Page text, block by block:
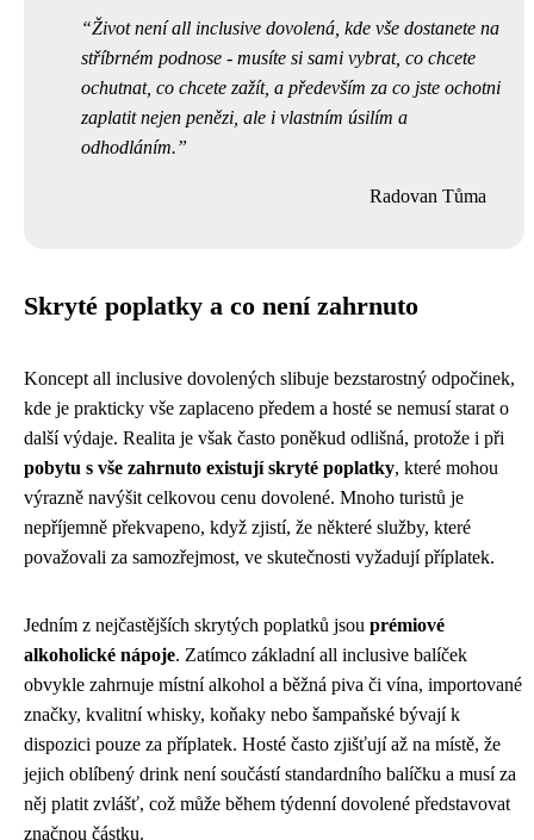
Život není all inclusive dovolená, kde vše dostanete na
stříbrném podnose - musíte si sami vybrat, co chcete
ochutnat, co chcete zažít, a především za co jste ochotni
zaplatit nejen penězi, ale i vlastním úsilím a
odhodláním.
Radovan Tůma
Skryté poplatky a co není zahrnuto
Koncept all inclusive dovolených slibuje bezstarostný odpočinek,
kde je prakticky vše zaplaceno předem a hosté se nemusí starat o
další výdaje. Realita je však často poněkud odlišná, protože i při
pobytu s vše zahrnuto existují skryté poplatky, které mohou
výrazně navýšit celkovou cenu dovolené. Mnoho turistů je
nepříjemně překvapeno, když zjistí, že některé služby, které
považovali za samozřejmost, ve skutečnosti vyžadují příplatek.
Jedním z nejčastějších skrytých poplatků jsou prémiové
alkoholické nápoje. Zatímco základní all inclusive balíček
obvykle zahrnuje místní alkohol a běžná piva či vína, importované
značky, kvalitní whisky, koňaky nebo šampaňské bývají k
dispozici pouze za příplatek. Hosté často zjišťují až na místě, že
jejich oblíbený drink není součástí standardního balíčku a musí za
něj platit zvlášť, což může během týdenní dovolené představovat
značnou částku.